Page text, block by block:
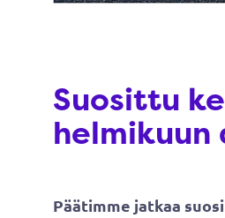
Suosittu
helmikuun
Päätimme jatkaa